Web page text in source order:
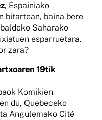
, Espainiako
bitartean, baina bere
Saharako
esparruetara.
zara?
19tik
Komikien
du, Quebeceko
Angulemako Cité